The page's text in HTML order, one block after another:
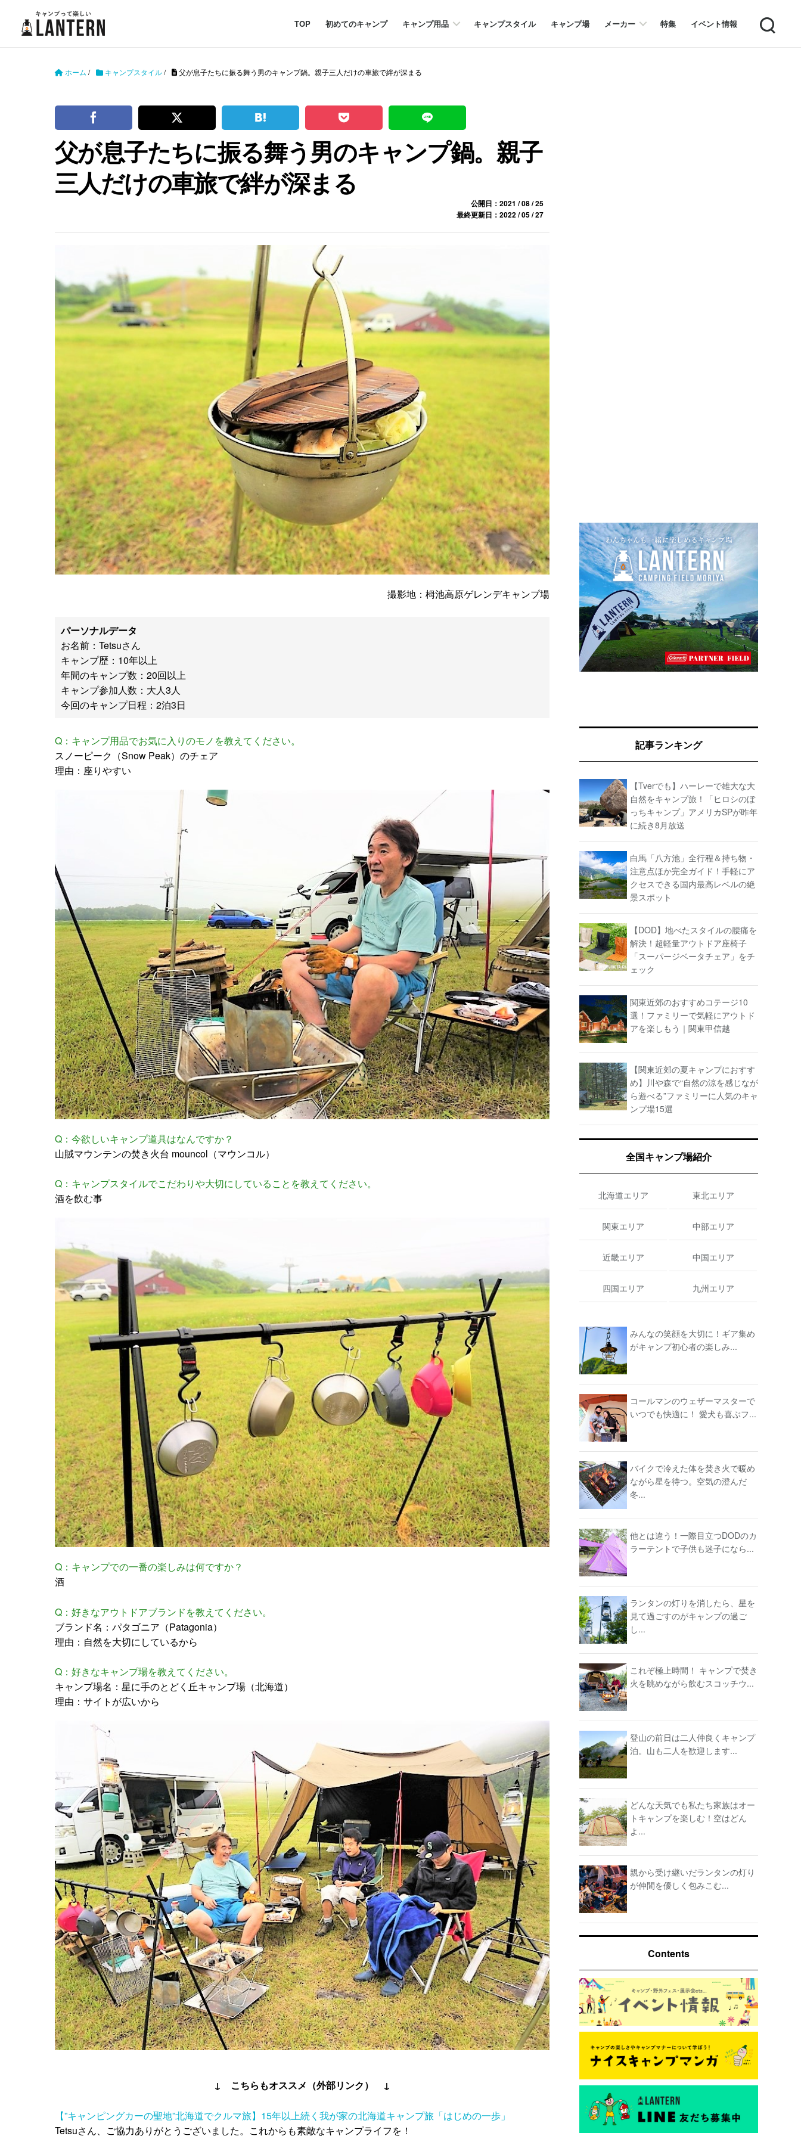
TOP 初めてのキャンプ キャンプ用品 キャンプスタイル キャンプ場 メーカー 特集 イベント情報 Search
ホーム / キャンプスタイル/ 父が息子たちに振る舞う男のキャンプ鍋。親子三人だけの車旅で絆が深まる
父が息子たちに振る舞う男のキャンプ鍋。親子
三人だけの車旅で絆が深まる
公開日：2021 / 08 / 25
最終更新日：2022 / 05 / 27
撮影地：栂池高原ゲレンデキャンプ場
パーソナルデータ
お名前：Tetsuさん
キャンプ歴：10年以上
年間のキャンプ数：20回以上
キャンプ参加人数：大人3人
今回のキャンプ日程：2泊3日
Q：キャンプ用品でお気に入りのモノを教えてください。
スノーピーク（Snow Peak）のチェア
理由：座りやすい
Q：今欲しいキャンプ道具はなんですか？
山賊マウンテンの焚き火台 mouncol（マウンコル）
Q：キャンプスタイルでこだわりや大切にしていることを教えてください。
酒を飲む事
Q：キャンプでの一番の楽しみは何ですか？
酒
Q：好きなアウトドアブランドを教えてください。
ブランド名：パタゴニア（Patagonia）
理由：自然を大切にしているから
Q：好きなキャンプ場を教えてください。
キャンプ場名：星に手のとどく丘キャンプ場（北海道）
理由：サイトが広いから
↓ こちらもオススメ（外部リンク） ↓
【”キャンピングカーの聖地”北海道でクルマ旅】15年以上続く我が家の北海道キャンプ旅「はじめの一歩」
Tetsuさん、ご協力ありがとうございました。これからも素敵なキャンプライフを！
記事ランキング
【Tverでも】ハーレーで雄大な大
自然をキャンプ旅！「ヒロシのぼ
っちキャンプ」アメリカSPが昨年
に続き8月放送
白馬「八方池」全行程＆持ち物・
注意点ほか完全ガイド！手軽にア
クセスできる国内最高レベルの絶
景スポット
【DOD】地べたスタイルの腰痛を
解決！超軽量アウトドア座椅子
「スーパージベータチェア」をチ
ェック
関東近郊のおすすめコテージ10
選！ファミリーで気軽にアウトド
アを楽しもう｜関東甲信越
【関東近郊の夏キャンプにおすす
め】川や森で“自然の涼を感じなが
ら遊べる”ファミリーに人気のキャ
ンプ場15選
全国キャンプ場紹介
北海道エリア 東北エリア
関東エリア 中部エリア
近畿エリア 中国エリア
四国エリア 九州エリア
みんなの笑顔を大切に！ギア集め
がキャンプ初心者の楽しみ...
コールマンのウェザーマスターで
いつでも快適に！ 愛犬も喜ぶフ...
バイクで冷えた体を焚き火で暖め
ながら星を待つ。空気の澄んだ
冬...
他とは違う！一際目立つDODのカ
ラーテントで子供も迷子になら...
ランタンの灯りを消したら、星を
見て過ごすのがキャンプの過ご
し...
これぞ極上時間！ キャンプで焚き
火を眺めながら飲むスコッチウ...
登山の前日は二人仲良くキャンプ
泊。山も二人を歓迎します...
どんな天気でも私たち家族はオー
トキャンプを楽しむ！空はどん
よ...
親から受け継いだランタンの灯り
が仲間を優しく包みこむ...
Contents